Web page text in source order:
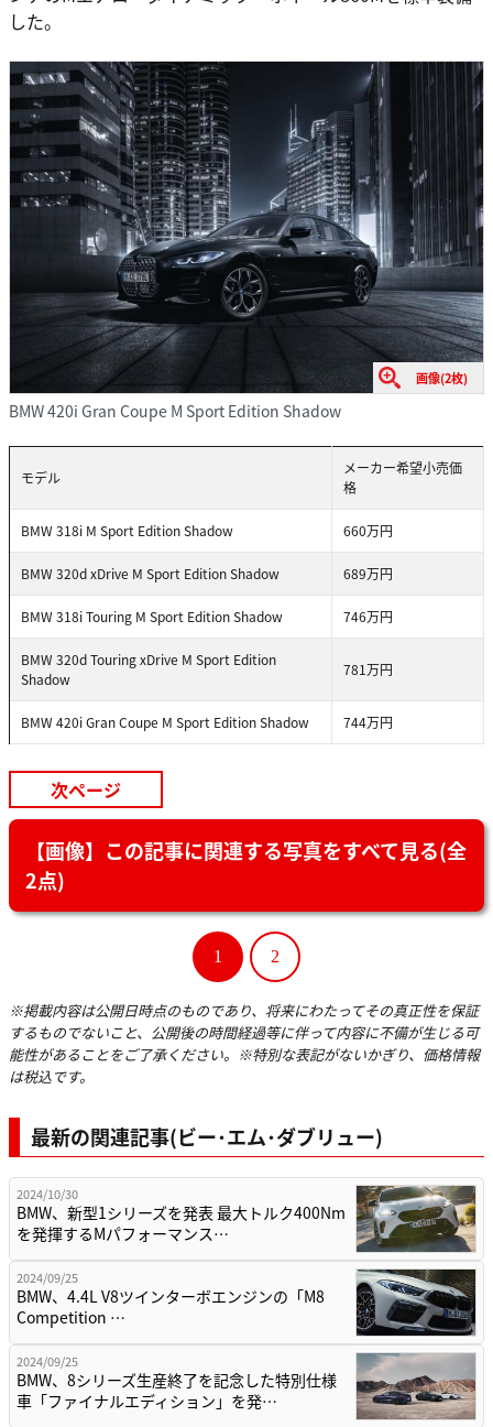
した。
画像(2枚)
BMW 420i Gran Coupe M Sport Edition Shadow
モデル
メーカー希望小売価
格
BMW 318i M Sport Edition Shadow 660万円
BMW 320d xDrive M Sport Edition Shadow 689万円
BMW 318i Touring M Sport Edition Shadow 746万円
BMW 320d Touring xDrive M Sport Edition
Shadow
781万円
BMW 420i Gran Coupe M Sport Edition Shadow 744万円
次ページ
【画像】この記事に関連する写真をすべて見る(全
2点)
1 2
※掲載内容は公開日時点のものであり、将来にわたってその真正性を保証
するものでないこと、公開後の時間経過等に伴って内容に不備が生じる可
能性があることをご了承ください。※特別な表記がないかぎり、価格情報
は税込です。
最新の関連記事(ビー･エム･ダブリュー)
2024/10/30
BMW、新型1シリーズを発表 最大トルク400Nm
を発揮するMパフォーマンス…
2024/09/25
BMW、4.4L V8ツインターボエンジンの「M8
Competition …
2024/09/25
BMW、8シリーズ生産終了を記念した特別仕様
車「ファイナルエディション」を発…